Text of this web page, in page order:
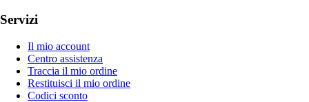
Servizi
Il mio account
Centro assistenza
Traccia il mio ordine
Restituisci il mio ordine
Codici sconto